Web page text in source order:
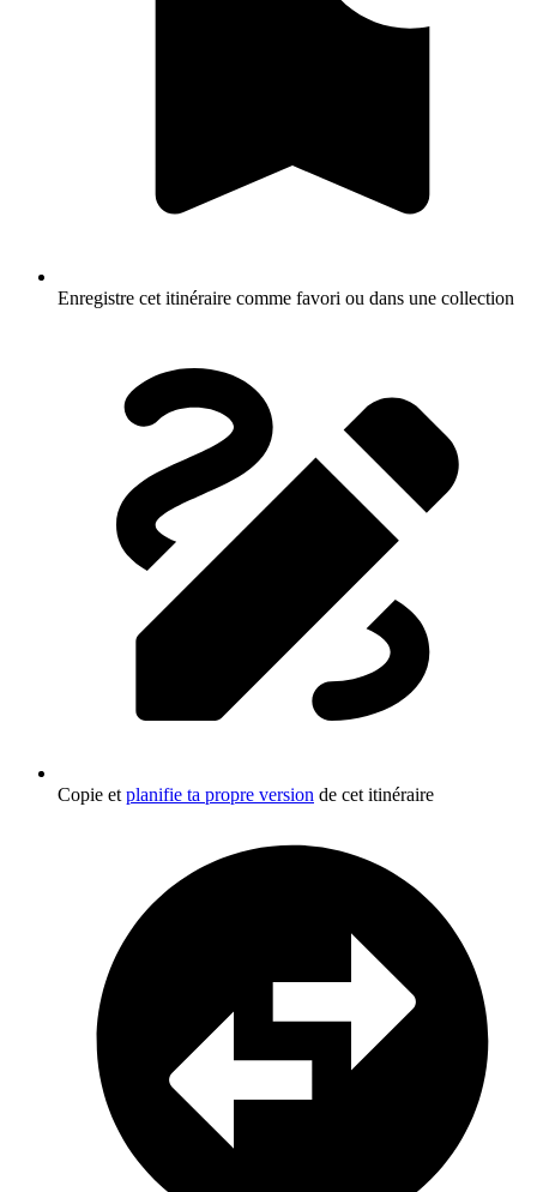
Enregistre cet itinéraire comme favori ou dans une collection
Copie et planifie ta propre version de cet itinéraire